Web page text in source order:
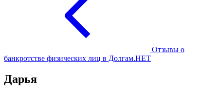
Отзывы о
банкротстве физических лиц в Долгам.НЕТ
Дарья